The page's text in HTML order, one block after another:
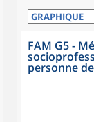
FAM G5 -
personne